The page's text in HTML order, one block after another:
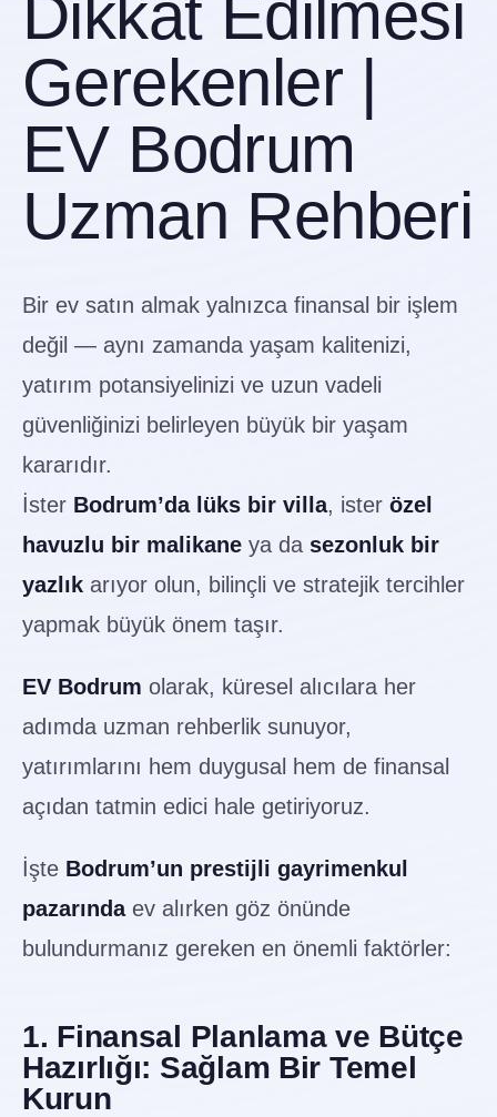
Dikkat Edilmesi
Gerekenler |
EV Bodrum
Uzman Rehberi
Bir ev satın almak yalnızca finansal bir işlem
değil — aynı zamanda yaşam kalitenizi,
yatırım potansiyelinizi ve uzun vadeli
güvenliğinizi belirleyen büyük bir yaşam
kararıdır.
İster Bodrum’da lüks bir villa, ister özel
havuzlu bir malikane ya da sezonluk bir
yazlık arıyor olun, bilinçli ve stratejik tercihler
yapmak büyük önem taşır.
EV Bodrum olarak, küresel alıcılara her
adımda uzman rehberlik sunuyor,
yatırımlarını hem duygusal hem de finansal
açıdan tatmin edici hale getiriyoruz.
İşte Bodrum’un prestijli gayrimenkul
pazarındaev alırken göz önünde
bulundurmanız gereken en önemli faktörler:
1. Finansal Planlama ve Bütçe
Hazırlığı: Sağlam Bir Temel
Kurun